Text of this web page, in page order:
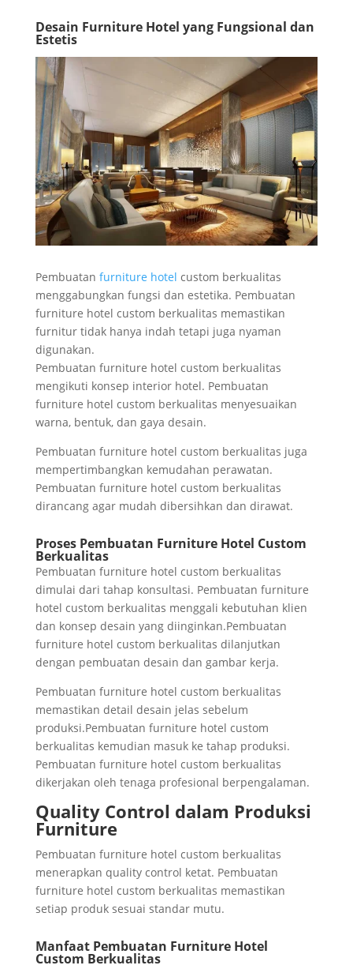
Desain Furniture Hotel yang Fungsional dan
Estetis
Pembuatan furniture hotel custom berkualitas
menggabungkan fungsi dan estetika. Pembuatan
furniture hotel custom berkualitas memastikan
furnitur tidak hanya indah tetapi juga nyaman
digunakan.
Pembuatan furniture hotel custom berkualitas
mengikuti konsep interior hotel. Pembuatan
furniture hotel custom berkualitas menyesuaikan
warna, bentuk, dan gaya desain.
Pembuatan furniture hotel custom berkualitas juga
mempertimbangkan kemudahan perawatan.
Pembuatan furniture hotel custom berkualitas
dirancang agar mudah dibersihkan dan dirawat.
Proses Pembuatan Furniture Hotel Custom
Berkualitas
Pembuatan furniture hotel custom berkualitas
dimulai dari tahap konsultasi. Pembuatan furniture
hotel custom berkualitas menggali kebutuhan klien
dan konsep desain yang diinginkan.Pembuatan
furniture hotel custom berkualitas dilanjutkan
dengan pembuatan desain dan gambar kerja.
Pembuatan furniture hotel custom berkualitas
memastikan detail desain jelas sebelum
produksi.Pembuatan furniture hotel custom
berkualitas kemudian masuk ke tahap produksi.
Pembuatan furniture hotel custom berkualitas
dikerjakan oleh tenaga profesional berpengalaman.
Quality Control dalam Produksi
Furniture
Pembuatan furniture hotel custom berkualitas
menerapkan quality control ketat. Pembuatan
furniture hotel custom berkualitas memastikan
setiap produk sesuai standar mutu.
Manfaat Pembuatan Furniture Hotel
Custom Berkualitas